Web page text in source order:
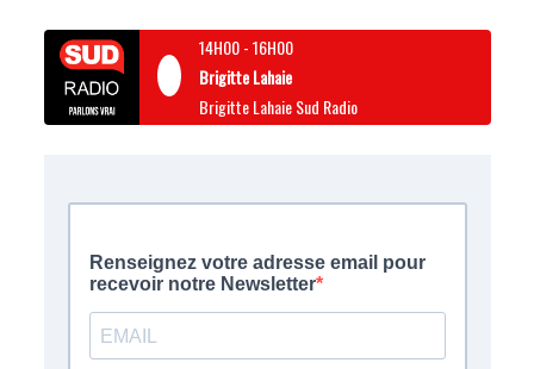
14H00-16H00
Brigitte Lahaie
Brigitte Lahaie Sud Radio